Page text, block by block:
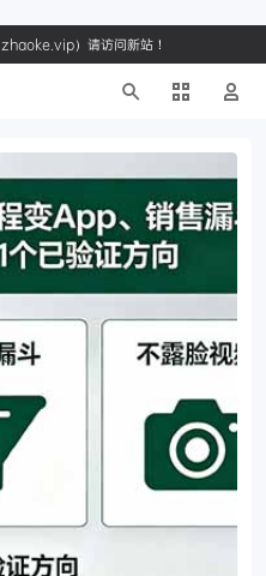
）请访问新站！